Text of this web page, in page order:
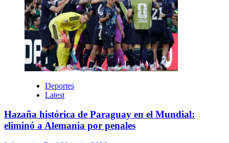
Brasil
y
Paraguay
clasificados
a
los
octavos
de
final,
está
cuadro
del
Deportes
Latest
Hazaña histórica de Paraguay en el Mundial:
eliminó a Alemania por penales